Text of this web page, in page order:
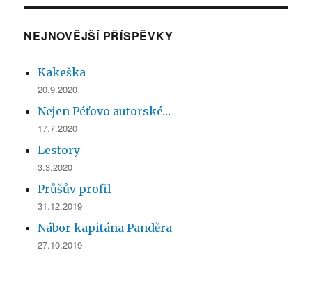
NEJNOVĚJŠÍ PŘÍSPĚVKY
Kakeška
20.9.2020
Nejen Péťovo autorské…
17.7.2020
Lestory
3.3.2020
Průšův profil
31.12.2019
Nábor kapitána Panděra
27.10.2019